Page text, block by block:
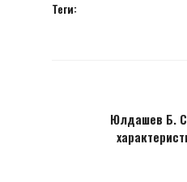
Теги:
Юлдашев Б.